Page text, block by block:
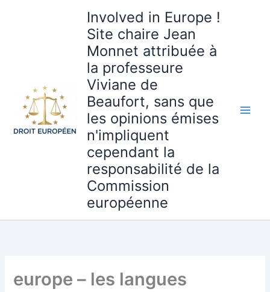
Involved in Europe !
Site chaire Jean
Monnet attribuée à
la professeure
Viviane de
Beaufort, sans que
les opinions émises
n'impliquent
cependant la
responsabilité de la
Commission
européenne
europe – les langues